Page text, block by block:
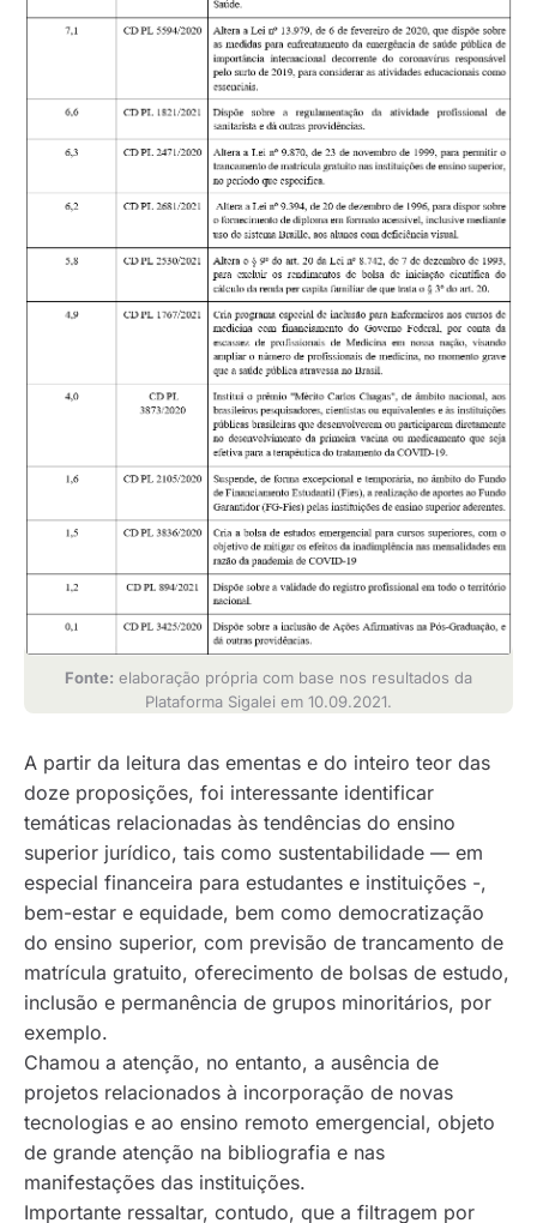
Fonte: elaboração própria com base nos resultados da
Plataforma Sigalei em 10.09.2021.
A partir da leitura das ementas e do inteiro teor das
doze proposições, foi interessante identificar
temáticas relacionadas às tendências do ensino
superior jurídico, tais como sustentabilidade — em
especial financeira para estudantes e instituições -,
bem-estar e equidade, bem como democratização
do ensino superior, com previsão de trancamento de
matrícula gratuito, oferecimento de bolsas de estudo,
inclusão e permanência de grupos minoritários, por
exemplo.
Chamou a atenção, no entanto, a ausência de
projetos relacionados à incorporação de novas
tecnologias e ao ensino remoto emergencial, objeto
de grande atenção na bibliografia e nas
manifestações das instituições.
Importante ressaltar, contudo, que a filtragem por